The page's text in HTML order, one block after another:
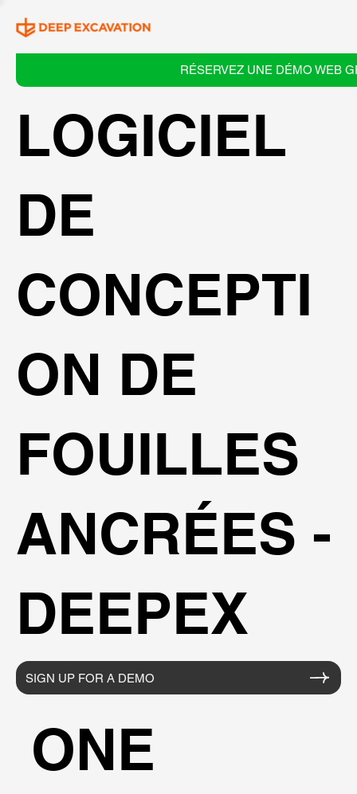
RÉSERVEZ UNE DÉMO WEB
LOGICIEL
DE
CONCEPTI
ON DE
FOUILLES
ANCRÉES -
DEEPEX
SIGN UP FOR A DEMO
ONE